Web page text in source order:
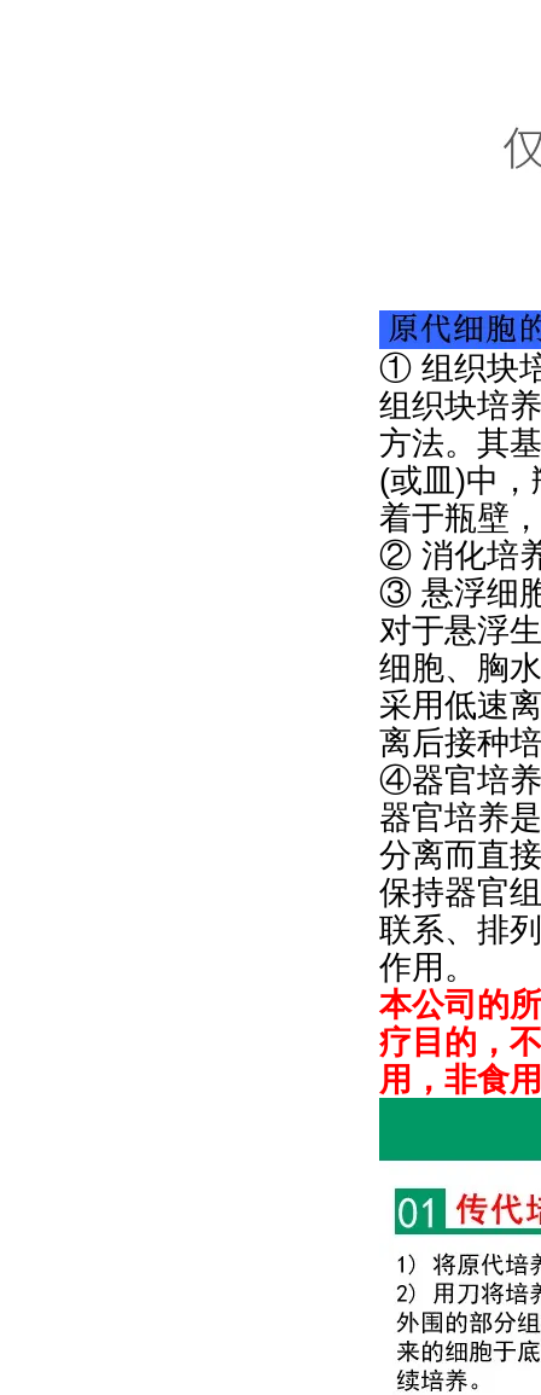
① 组织块
组织块培
方法。其
(或皿)中
着于瓶壁
② 消化培
③ 悬浮细
对于悬浮
细胞、胸
采用低速
离后接种
④器官培养
器官培养
分离而直
保持器官
联系、排
作用。
本公司的
疗目的，
用，非食用